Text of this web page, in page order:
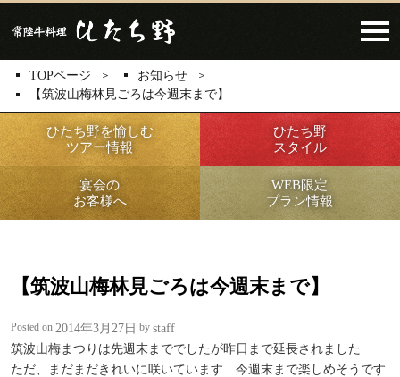
Click​
TOPページ
お知らせ
【筑波山梅林見ごろは今週末まで】
ひたち野を愉しむ
ツアー情報
ひたち野
スタイル
宴会の
お客様へ
WEB限定
プラン情報
【筑波山梅林見ごろは今週末まで】
Posted on 2014年3月27日 by staff
筑波山梅まつりは先週末まででしたが昨日まで延長されました
ただ、まだまだきれいに咲いています 今週末まで楽しめそうです